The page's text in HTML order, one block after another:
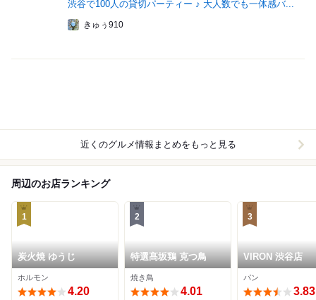
渋谷で100人の貸切パーティー ♪ 大人数でも一体感バ...
きゅぅ910
近くのグルメ情報まとめをもっと見る
周辺のお店ランキング
1
炭火焼 ゆうじ
ホルモン
4.20
2
特選髙坂鶏 克つ鳥
焼き鳥
4.01
3
VIRON 渋谷店
パン
3.83